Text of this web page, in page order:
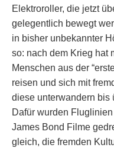
Elektroroller, die jetzt
gelegentlich bewegt
in bisher unbekannter
so: nach dem Krieg hat
Menschen aus der
reisen und sich mit
diese unterwandern bis
Dafür wurden
James Bond Filme
gleich, die fremden